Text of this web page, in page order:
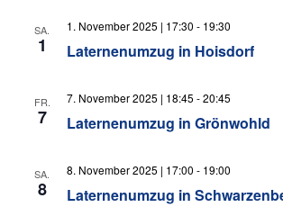
SA.
1 Laternenumzug in Hoisdorf
1. November 2025 | 17:30 - 19:30
FR.
7 Laternenumzug in Grönwohld
7. November 2025 | 18:45 -20:45
SA.
8 Laternenumzug in
8. November 2025 | 17:00 - 19:00